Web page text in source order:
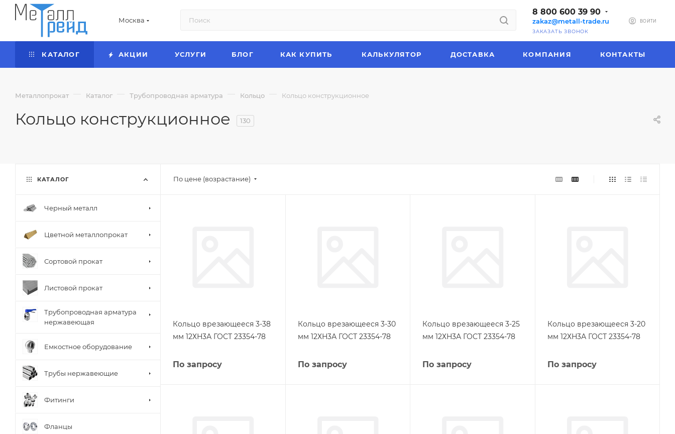
Москва
8 800 600 39 90
zakaz@metall-trade.ru
ЗАКАЗАТЬ ЗВОНОК
ВОЙТИ
КАТАЛОГ АКЦИИ УСЛУГИ БЛОГ КАК КУПИТЬ КАЛЬКУЛЯТОР ДОСТАВКА КОМПАНИЯ КОНТАКТЫ
Металлопрокат — Каталог — Трубопроводная арматура — Кольцо — Кольцо конструкционное
Кольцо конструкционное 130
По цене (возрастание)
Кольцо врезающееся 3-38
мм 12ХН3А ГОСТ 23354-78
По запросу
Кольцо врезающееся 3-30
мм 12ХН3А ГОСТ 23354-78
По запросу
Кольцо врезающееся 3-25
мм 12ХН3А ГОСТ 23354-78
По запросу
Кольцо врезающееся 3-20
мм 12ХН3А ГОСТ 23354-78
По запросу
КАТАЛОГ
Черный металл
Цветной металлопрокат
Сортовой прокат
Листовой прокат
Трубопроводная арматура
нержавеющая
Емкостное оборудование
Трубы нержавеющие
Фитинги
Фланцы